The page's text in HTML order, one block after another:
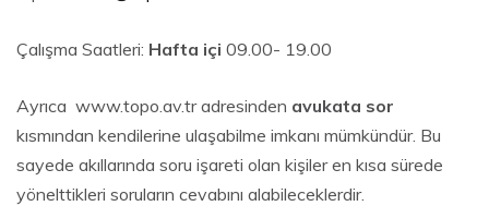
Çalışma Saatleri: Hafta içi 09.00- 19.00
Ayrıca www.topo.av.tr adresinden avukata sor
kısmından kendilerine ulaşabilme imkanı mümkündür. Bu
sayede akıllarında soru işareti olan kişiler en kısa sürede
yönelttikleri soruların cevabını alabileceklerdir.